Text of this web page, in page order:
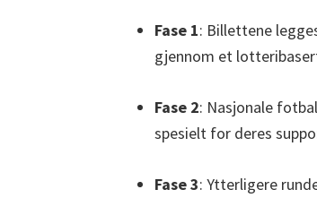
Fase 1: Billettene
gjennom et
Fase 2: Nasjonale
spesielt for deres
Fase 3: Ytterligere